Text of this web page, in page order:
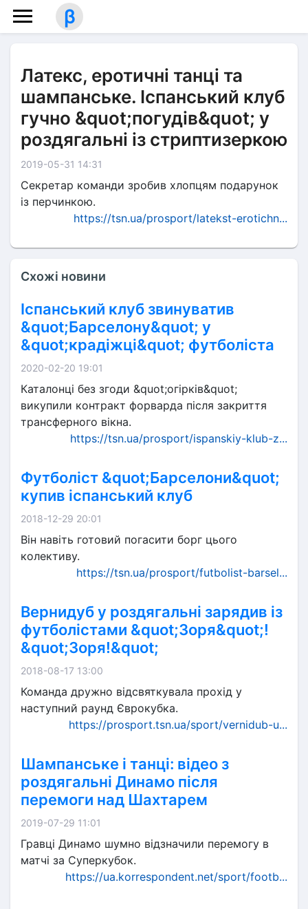
β
Латекс, еротичні танці та
шампанське. Іспанський клуб
гучно &quot;погудів&quot; у
роздягальні із стриптизеркою
2019-05-31 14:31
Секретар команди зробив хлопцям подарунок
із перчинкою.
https://tsn.ua/prosport/latekst-erotichn...
Схожі новини
Іспанський клуб звинуватив
&quot;Барселону&quot; у
&quot;крадіжці&quot; футболіста
2020-02-20 19:01
Каталонці без згоди &quot;огірків&quot;
викупили контракт форварда після закриття
трансферного вікна.
https://tsn.ua/prosport/ispanskiy-klub-z...
Футболіст &quot;Барселони&quot;
купив іспанський клуб
2018-12-29 20:01
Він навіть готовий погасити борг цього
колективу.
https://tsn.ua/prosport/futbolist-barsel...
Вернидуб у роздягальні зарядив із
футболістами &quot;Зоря&quot;!
&quot;Зоря!&quot;
2018-08-17 13:00
Команда дружно відсвяткувала прохід у
наступний раунд Єврокубка.
https://prosport.tsn.ua/sport/vernidub-u...
Шампанське і танці: відео з
роздягальні Динамо після
перемоги над Шахтарем
2019-07-29 11:01
Гравці Динамо шумно відзначили перемогу в
матчі за Суперкубок.
https://ua.korrespondent.net/sport/footb...